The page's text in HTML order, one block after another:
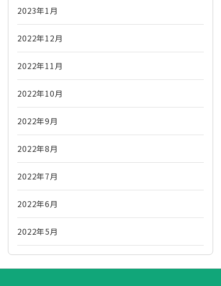
2023年1月
2022年12月
2022年11月
2022年10月
2022年9月
2022年8月
2022年7月
2022年6月
2022年5月